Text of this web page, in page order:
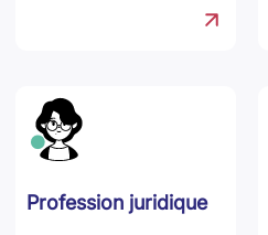
Profession juridique